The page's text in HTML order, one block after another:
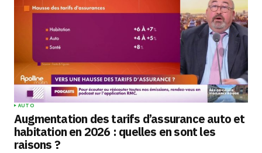
AUTO
Augmentation des tarifs d’assurance auto et
habitation en 2026 : quelles en sont les
raisons ?